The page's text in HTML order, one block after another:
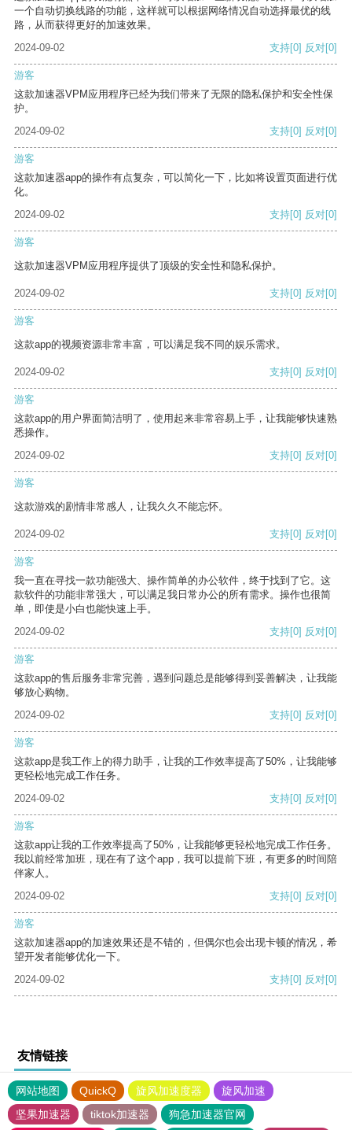
一个自动切换线路的功能，这样就可以根据网络情况自动选择最优的线
路，从而获得更好的加速效果。
2024-09-02
支持[0] 反对[0]
游客
这款加速器VPM应用程序已经为我们带来了无限的隐私保护和安全性保
护。
2024-09-02
支持[0] 反对[0]
游客
这款加速器app的操作有点复杂，可以简化一下，比如将设置页面进行优
化。
2024-09-02
支持[0] 反对[0]
游客
这款加速器VPM应用程序提供了顶级的安全性和隐私保护。
2024-09-02 支持[0] 反对[0]
游客
这款app的视频资源非常丰富，可以满足我不同的娱乐需求。
2024-09-02 支持[0] 反对[0]
游客
这款app的用户界面简洁明了，使用起来非常容易上手，让我能够快速熟
悉操作。
2024-09-02
支持[0] 反对[0]
游客
这款游戏的剧情非常感人，让我久久不能忘怀。
2024-09-02 支持[0] 反对[0]
游客
我一直在寻找一款功能强大、操作简单的办公软件，终于找到了它。这
款软件的功能非常强大，可以满足我日常办公的所有需求。操作也很简
单，即使是小白也能快速上手。
2024-09-02
支持[0] 反对[0]
游客
这款app的售后服务非常完善，遇到问题总是能够得到妥善解决，让我能
够放心购物。
2024-09-02
支持[0] 反对[0]
游客
这款app是我工作上的得力助手，让我的工作效率提高了50%，让我能够
更轻松地完成工作任务。
2024-09-02
支持[0] 反对[0]
游客
这款app让我的工作效率提高了50%，让我能够更轻松地完成工作任务。
我以前经常加班，现在有了这个app，我可以提前下班，有更多的时间陪
伴家人。
2024-09-02
支持[0] 反对[0]
游客
这款加速器app的加速效果还是不错的，但偶尔也会出现卡顿的情况，希
望开发者能够优化一下。
2024-09-02
支持[0] 反对[0]
友情链接
网站地图 QuickQ 旋风加速度器
旋风加速
坚果加速器
tiktok加速器 狗急加速器官网